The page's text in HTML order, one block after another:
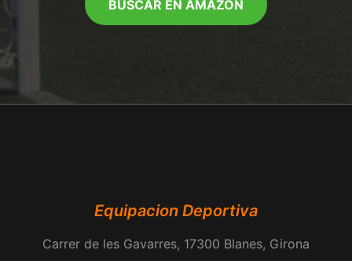
BUSCAR EN AMAZON
Equipacion Deportiva
Carrer de les Gavarres, 17300 Blanes, Girona